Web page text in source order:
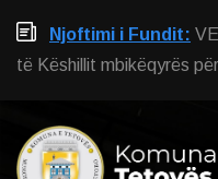
Njoftimi i Fundit:
të Këshillit mbikëqyrës